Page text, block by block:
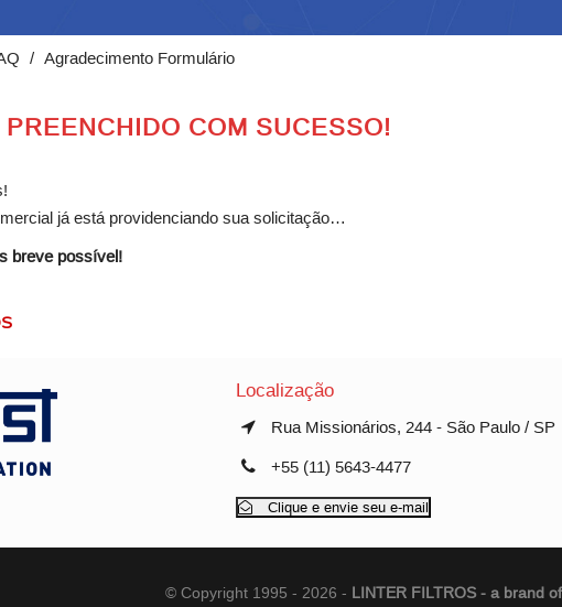
Agradecimento Formulário
PREENCHIDO COM SUCESSO!
já está providenciando sua solicitação…
breve possível!
Localização
Rua Missionários, 244 - São Paulo / SP
+55 (11) 5643-4477
Clique e envie seu e-mail
© Copyright 1995 - 2026 - LINTER FILTROS - a brand